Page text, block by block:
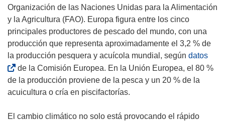
s
e
a
b
r
i
r
n
Organización de las Naciones Unidas para la Alimentación
y la Agricultura (FAO). Europa figura entre los cinco
principales productores de pescado del mundo, con una
producción que representa aproximadamente el 3,2 % de
la producción pesquera y acuícola mundial, según datos(
s
de la Comisión Europea. En la Unión Europea, el 80 %
de la producción proviene de la pesca y un 20 % de la
acuicultura o cría en piscifactorías.
El cambio climático no solo está provocando el rápido